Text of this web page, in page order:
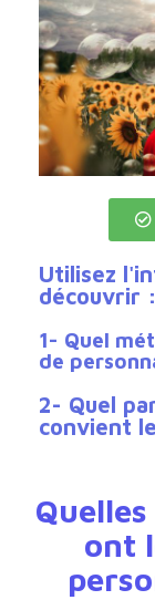
Utilisez
découvrir :
1- Quel
de
2- Quel
convient
ont